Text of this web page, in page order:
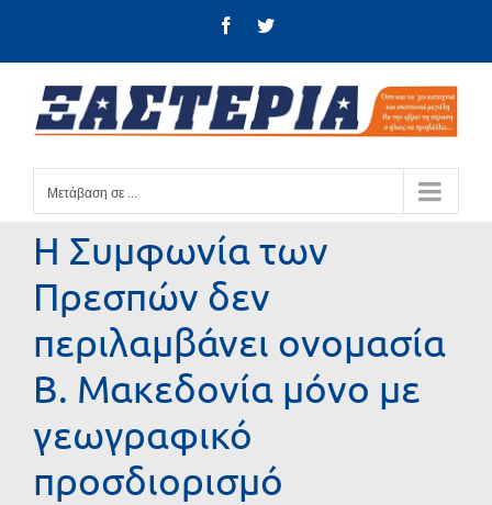
FacebookTwitter
Μετάβαση σε ...
Η Συμφωνία των
Πρεσπών δεν
περιλαμβάνει ονομασία
Β. Μακεδονία μόνο με
γεωγραφικό
προσδιορισμό